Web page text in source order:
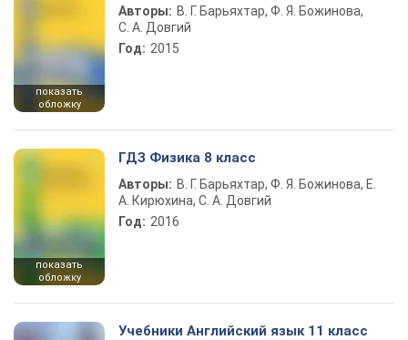
показать
обложку
Авторы: В. Г. Барьяхтар, Ф. Я. Божинова,
С. А. Довгий
Год: 2015
показать
обложку
ГДЗ Физика 8 класс
Авторы: В. Г. Барьяхтар, Ф. Я. Божинова, Е.
А. Кирюхина, С. А. Довгий
Год: 2016
Учебники Английский язык 11 класс